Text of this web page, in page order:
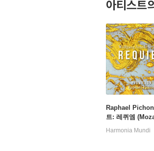
아티스트
Raphael
트: 레퀴엠
uiem in d
Harmonia Mundi